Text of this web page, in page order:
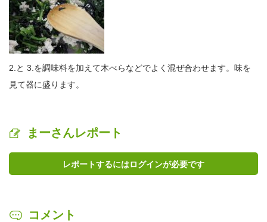
2.と 3.を調味料を加えて木べらなどでよく混ぜ合わせます。味を
見て器に盛ります。
まーさんレポート
レポートするにはログインが必要です
コメント